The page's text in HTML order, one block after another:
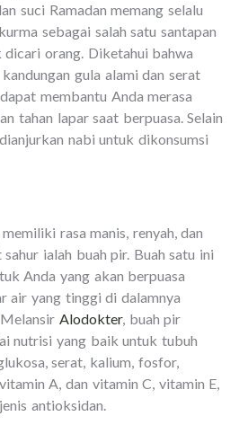
suci Ramadan memang selalu
sebagai salah satu santapan
dicari orang. Diketahui bahwa
gula alami dan serat
membantu Anda merasa
tahan lapar saat berpuasa. Selain
nabi untuk dikonsumsi
rasa manis, renyah, dan
ialah buah pir. Buah satu ini
Anda yang akan berpuasa
air yang tinggi di dalamnya
MelansirAlodokter, buah pir
nutrisi yang baik untuk tubuh
serat, kalium, fosfor,
A, dan vitamin C, vitamin E,
antioksidan.